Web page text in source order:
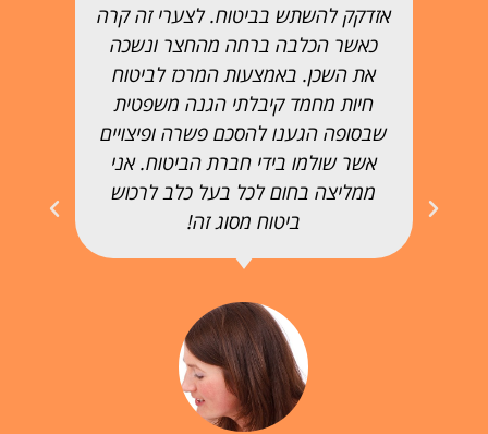
אזדקק להשתש בביטוח. לצערי זה קרה
כאשר הכלבה ברחה מהחצר ונשכה
את השכן. באמצעות המרכז לביטוח
חיות מחמד קיבלתי הגנה משפטית
שבסופה הגענו להסכם פשרה ופיצויים
אשר שולמו בידי חברת הביטוח. אני
ממליצה בחום לכל בעל כלב לרכוש
ביטוח מסוג זה!